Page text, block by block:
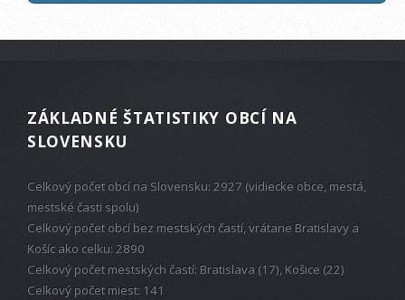
ZÁKLADNÉ ŠTATISTIKY OBCÍ NA
SLOVENSKU
Celkový počet obcí na Slovensku: 2927 (vidiecke obce, mestá,
mestské časti spolu)
Celkový počet obcí bez mestských častí, vrátane Bratislavy a
Košíc ako celku: 2890
Celkový počet mestských častí: Bratislava (17), Košice (22)
Celkový počet miest: 141